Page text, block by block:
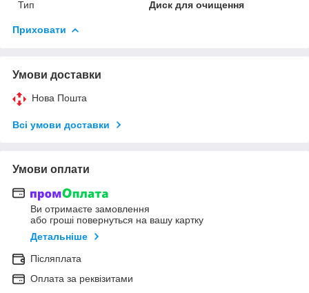
Тип
Диск для очищення
Приховати
Умови доставки
Нова Пошта
Всі умови доставки
Умови оплати
Ви отримаєте замовлення
або гроші повернуться на вашу картку
Детальніше
Післяплата
Оплата за реквізитами